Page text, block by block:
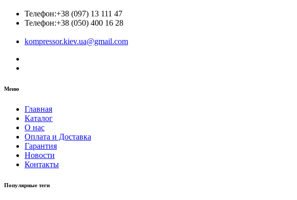
Телефон:+38 (097) 13 111 47
Телефон:+38 (050) 400 16 28
kompressor.kiev.ua@gmail.com
Меню
Главная
Каталог
О нас
Оплата и Доставка
Гарантия
Новости
Контакты
Популярные теги